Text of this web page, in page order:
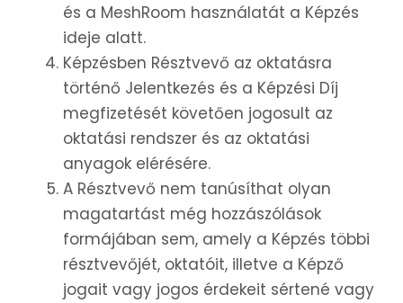
és a MeshRoom használatát a Képzés
ideje alatt.
Képzésben Résztvevő az oktatásra
történő Jelentkezés és a Képzési Díj
megfizetését követően jogosult az
oktatási rendszer és az oktatási
anyagok elérésére.
A Résztvevő nem tanúsíthat olyan
magatartást még hozzászólások
formájában sem, amely a Képzés többi
résztvevőjét, oktatóit, illetve a Képző
jogait vagy jogos érdekeit sértené vagy